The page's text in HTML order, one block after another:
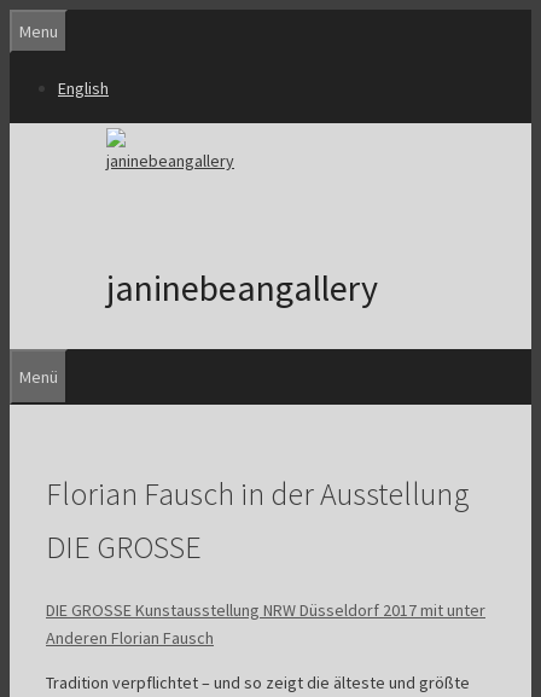
Zum
Inhalt
Menu
English
janinebeangallery
Menü
Florian Fausch in der Ausstellung
DIE GROSSE
DIE GROSSE Kunstausstellung NRW Düsseldorf 2017 mit unter
Anderen Florian Fausch
Tradition verpflichtet – und so zeigt die älteste und größte